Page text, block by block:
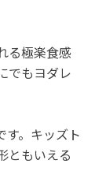
る極楽食感
でもヨダレ
。キッズト
ともいえる